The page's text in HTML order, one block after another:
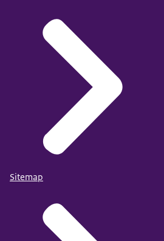
Sitemap